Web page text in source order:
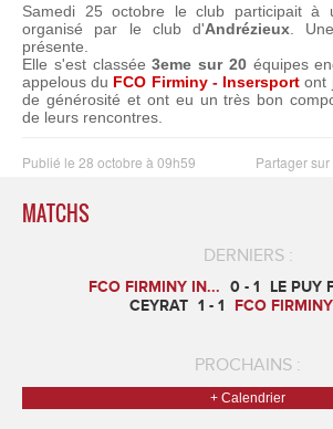
Samedi 25 octobre le club participait à
organisé par le club d'Andrézieux .
présente.
Elle s'est classée3eme sur 20équipes
appelous du FCO Firminy - Insersportont
de générosité et ont eu un très bon
de leurs rencontres.
Publié le 28 octobre à 09h59 Partager sur
MATCHS
DERNIERS :
FCO FIRMINY IN... 0 - 1
LE PUY
CEYRAT 1 - 1 FCO
PROCHAINS :
+ Calendrier